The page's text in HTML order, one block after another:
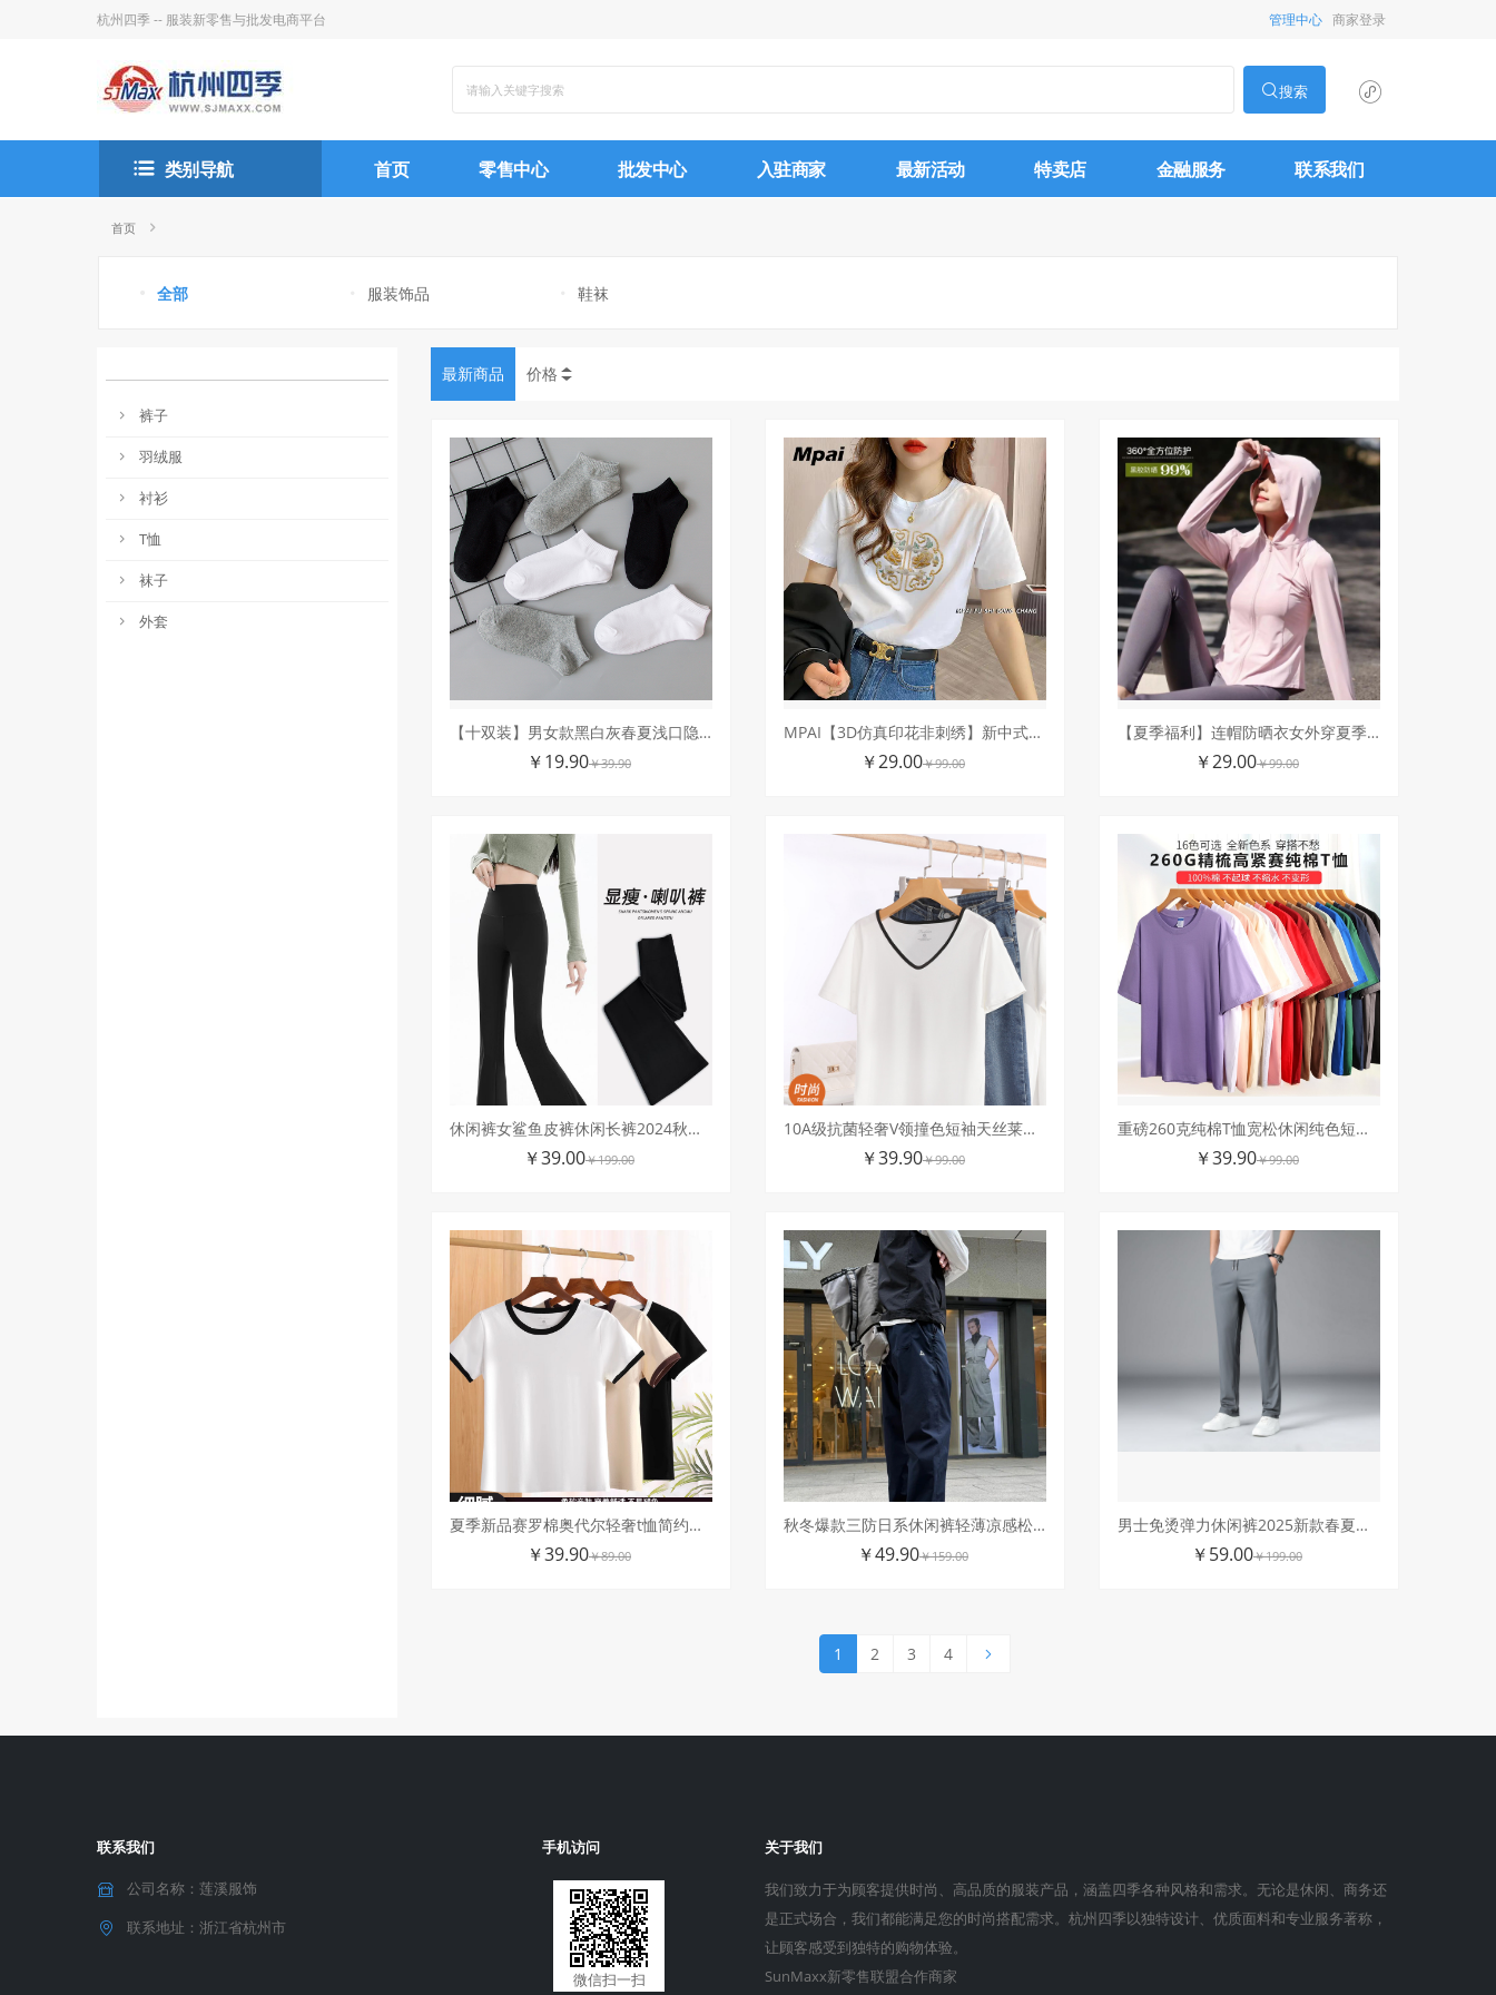
杭州四季 -- 服装新零售与批发电商平台 管理中心 商家登录
搜索
类别导航 首页 零售中心 批发中心 入驻商家 最新活动 特卖店 金融服务 联系我们
首页
全部 服装饰品 鞋袜
裤子
羽绒服
衬衫
T恤
袜子
外套
最新商品 价格
【十双装】男女款黑白灰春夏浅口隐形船袜百搭纯色袜子防滑防臭棉袜
￥19.90￥39.90
MPAI【3D仿真印花非刺绣】新中式国风夏季短袖T恤女士圆领气质时
￥29.00￥99.00
【夏季福利】连帽防晒衣女外穿夏季薄款户外遮阳防紫外线上衣外套
￥29.00￥99.00
休闲裤女鲨鱼皮裤休闲长裤2024秋冬垂感微喇叭裤高腰显瘦打底裤女
￥39.00￥199.00
10A级抗菌轻奢V领撞色短袖天丝莱赛尔修身显白T
￥39.90￥99.00
重磅260克纯棉T恤宽松休闲纯色短袖男女同款大码T
￥39.90￥99.00
夏季新品赛罗棉奥代尔轻奢t恤简约撞色螺纹短袖
￥39.90￥89.00
秋冬爆款三防日系休闲裤轻薄凉感松紧腰小三角标美式户外工装裤
￥49.90￥159.00
男士免烫弹力休闲裤2025新款春夏季直筒松紧腰商务长裤子
￥59.00￥199.00
1 2 3 4
联系我们
公司名称：莲溪服饰
联系地址：浙江省杭州市
手机访问
微信扫一扫
关于我们
我们致力于为顾客提供时尚、高品质的服装产品，涵盖四季各种风格和需求。无论是休闲、商务还
是正式场合，我们都能满足您的时尚搭配需求。杭州四季以独特设计、优质面料和专业服务著称，
让顾客感受到独特的购物体验。
SunMaxx新零售联盟合作商家